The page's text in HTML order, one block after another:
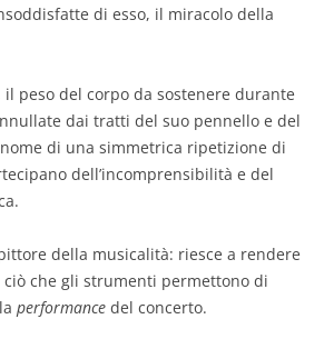
di esso, il miracolo della
il peso del corpo da sostenere durante
dai tratti del suo pennello e del
di una simmetrica ripetizione di
dell’incomprensibilità e del
della musicalità: riesce a rendere
che gli strumenti permettono di
performance del concerto.